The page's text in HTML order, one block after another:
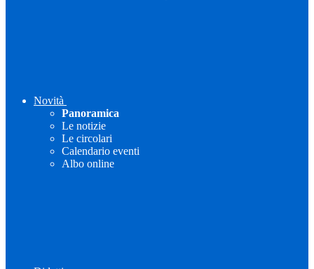
Novità
Panoramica
Le notizie
Le circolari
Calendario eventi
Albo online